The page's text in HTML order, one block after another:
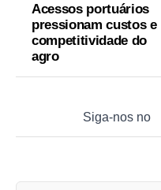
Acessos portuários
pressionam custos e
competitividade do
agro
Siga-nos no